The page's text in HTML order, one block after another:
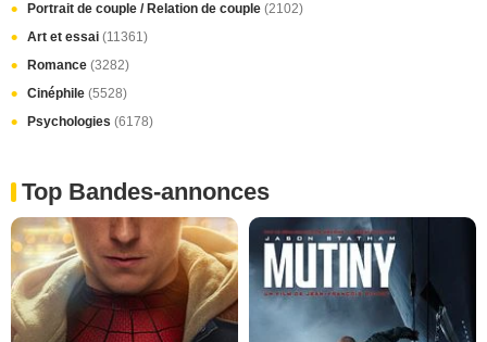
Portrait de couple / Relation de couple (2102)
Art et essai (11361)
Romance (3282)
Cinéphile (5528)
Psychologies (6178)
Top Bandes-annonces